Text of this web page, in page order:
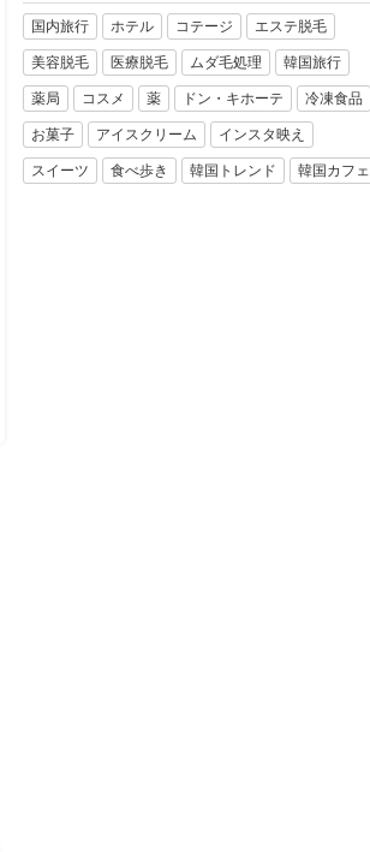
国内旅行 ホテル コテージ エステ脱毛
美容脱毛 医療脱毛 ムダ毛処理 韓国旅行
薬局 コスメ 薬 ドン・キホーテ 冷凍食品
お菓子 アイスクリーム インスタ映え
スイーツ 食べ歩き 韓国トレンド 韓国カフェ